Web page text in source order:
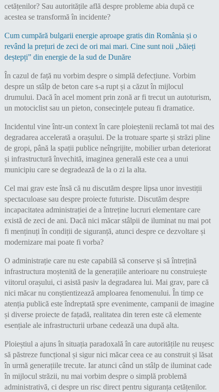
cetățenilor? Sau autoritățile află despre probleme abia după ce
acestea se transformă în incidente?
Cum cumpără bulgarii energie aproape gratis din România și o
revând la prețuri de zeci de ori mai mari. Cine sunt noii „băieți
deștepți” din energie de la sud de Dunăre
În cazul de față nu vorbim despre o simplă defecțiune. Vorbim
despre un stâlp de beton care s-a rupt și a căzut în mijlocul
drumului. Dacă în acel moment prin zonă ar fi trecut un autoturism,
un motociclist sau un pieton, consecințele puteau fi dramatice.
Incidentul vine într-un context în care ploieștenii reclamă tot mai des
degradarea accelerată a orașului. De la trotuare sparte și străzi pline
de gropi, până la spații publice neîngrijite, mobilier urban deteriorat
și infrastructură învechită, imaginea generală este cea a unui
municipiu care se degradează de la o zi la alta.
Cel mai grav este însă că nu discutăm despre lipsa unor investiții
spectaculoase sau despre proiecte futuriste. Discutăm despre
incapacitatea administrației de a întreține lucruri elementare care
există de zeci de ani. Dacă nici măcar stâlpii de iluminat nu mai pot
fi menținuți în condiții de siguranță, atunci despre ce dezvoltare și
modernizare mai poate fi vorba?
O administrație care nu este capabilă să conserve și să întrețină
infrastructura moștenită de la generațiile anterioare nu construiește
viitorul orașului, ci asistă pasiv la degradarea lui. Mai grav, pare că
nici măcar nu conștientizează amploarea fenomenului. În timp ce
atenția publică este îndreptată spre evenimente, campanii de imagine
și diverse proiecte de fațadă, realitatea din teren este că elemente
esențiale ale infrastructurii urbane cedează una după alta.
Ploieștiul a ajuns în situația paradoxală în care autoritățile nu reușesc
să păstreze funcțional și sigur nici măcar ceea ce au construit și lăsat
în urmă generațiile trecute. Iar atunci când un stâlp de iluminat cade
în mijlocul străzii, nu mai vorbim despre o simplă problemă
administrativă, ci despre un risc direct pentru siguranța cetățenilor.